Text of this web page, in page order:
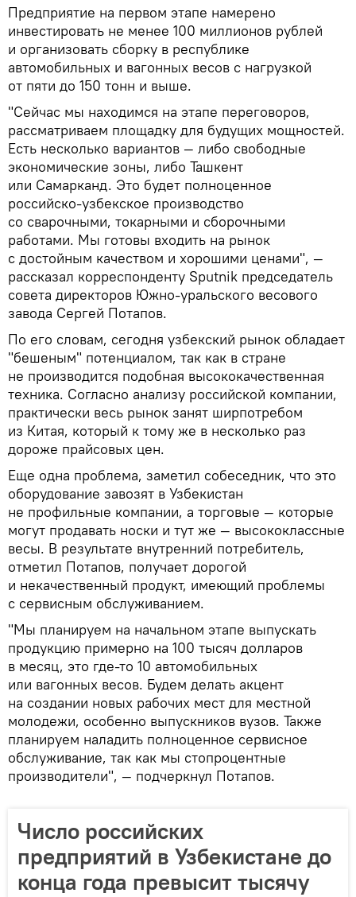
Предприятие на первом этапе намерено
инвестировать не менее 100 миллионов рублей
и организовать сборку в республике
автомобильных и вагонных весов с нагрузкой
от пяти до 150 тонн и выше.
"Сейчас мы находимся на этапе переговоров,
рассматриваем площадку для будущих мощностей.
Есть несколько вариантов — либо свободные
экономические зоны, либо Ташкент
или Самарканд. Это будет полноценное
российско-узбекское производство
со сварочными, токарными и сборочными
работами. Мы готовы входить на рынок
с достойным качеством и хорошими ценами", —
рассказал корреспонденту Sputnik председатель
совета директоров Южно-уральского весового
завода Сергей Потапов.
По его словам, сегодня узбекский рынок обладает
"бешеным" потенциалом, так как в стране
не производится подобная высококачественная
техника. Согласно анализу российской компании,
практически весь рынок занят ширпотребом
из Китая, который к тому же в несколько раз
дороже прайсовых цен.
Еще одна проблема, заметил собеседник, что это
оборудование завозят в Узбекистан
не профильные компании, а торговые — которые
могут продавать носки и тут же — высококлассные
весы. В результате внутренний потребитель,
отметил Потапов, получает дорогой
и некачественный продукт, имеющий проблемы
с сервисным обслуживанием.
"Мы планируем на начальном этапе выпускать
продукцию примерно на 100 тысяч долларов
в месяц, это где-то 10 автомобильных
или вагонных весов. Будем делать акцент
на создании новых рабочих мест для местной
молодежи, особенно выпускников вузов. Также
планируем наладить полноценное сервисное
обслуживание, так как мы стопроцентные
производители", — подчеркнул Потапов.
Число российских
предприятий в Узбекистане до
конца года превысит тысячу